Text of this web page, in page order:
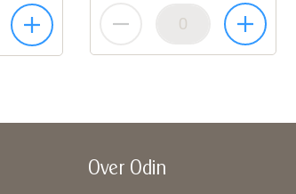
Over Odin